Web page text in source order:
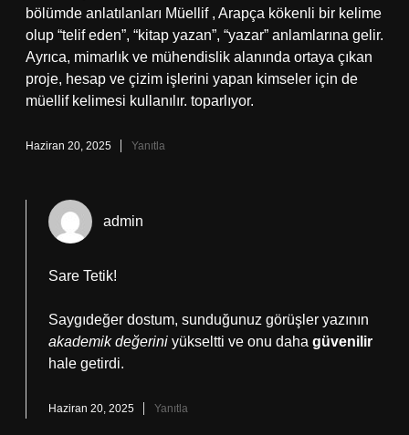
bölümde anlatılanları Müellif , Arapça kökenli bir kelime
olup “telif eden”, “kitap yazan”, “yazar” anlamlarına gelir.
Ayrıca, mimarlık ve mühendislik alanında ortaya çıkan
proje, hesap ve çizim işlerini yapan kimseler için de
müellif kelimesi kullanılır. toparlıyor.
Haziran 20, 2025 Yanıtla
admin
Sare Tetik!
Saygıdeğer dostum, sunduğunuz görüşler yazının
akademik değerini yükseltti ve onu daha güvenilir
hale getirdi.
Haziran 20, 2025 Yanıtla